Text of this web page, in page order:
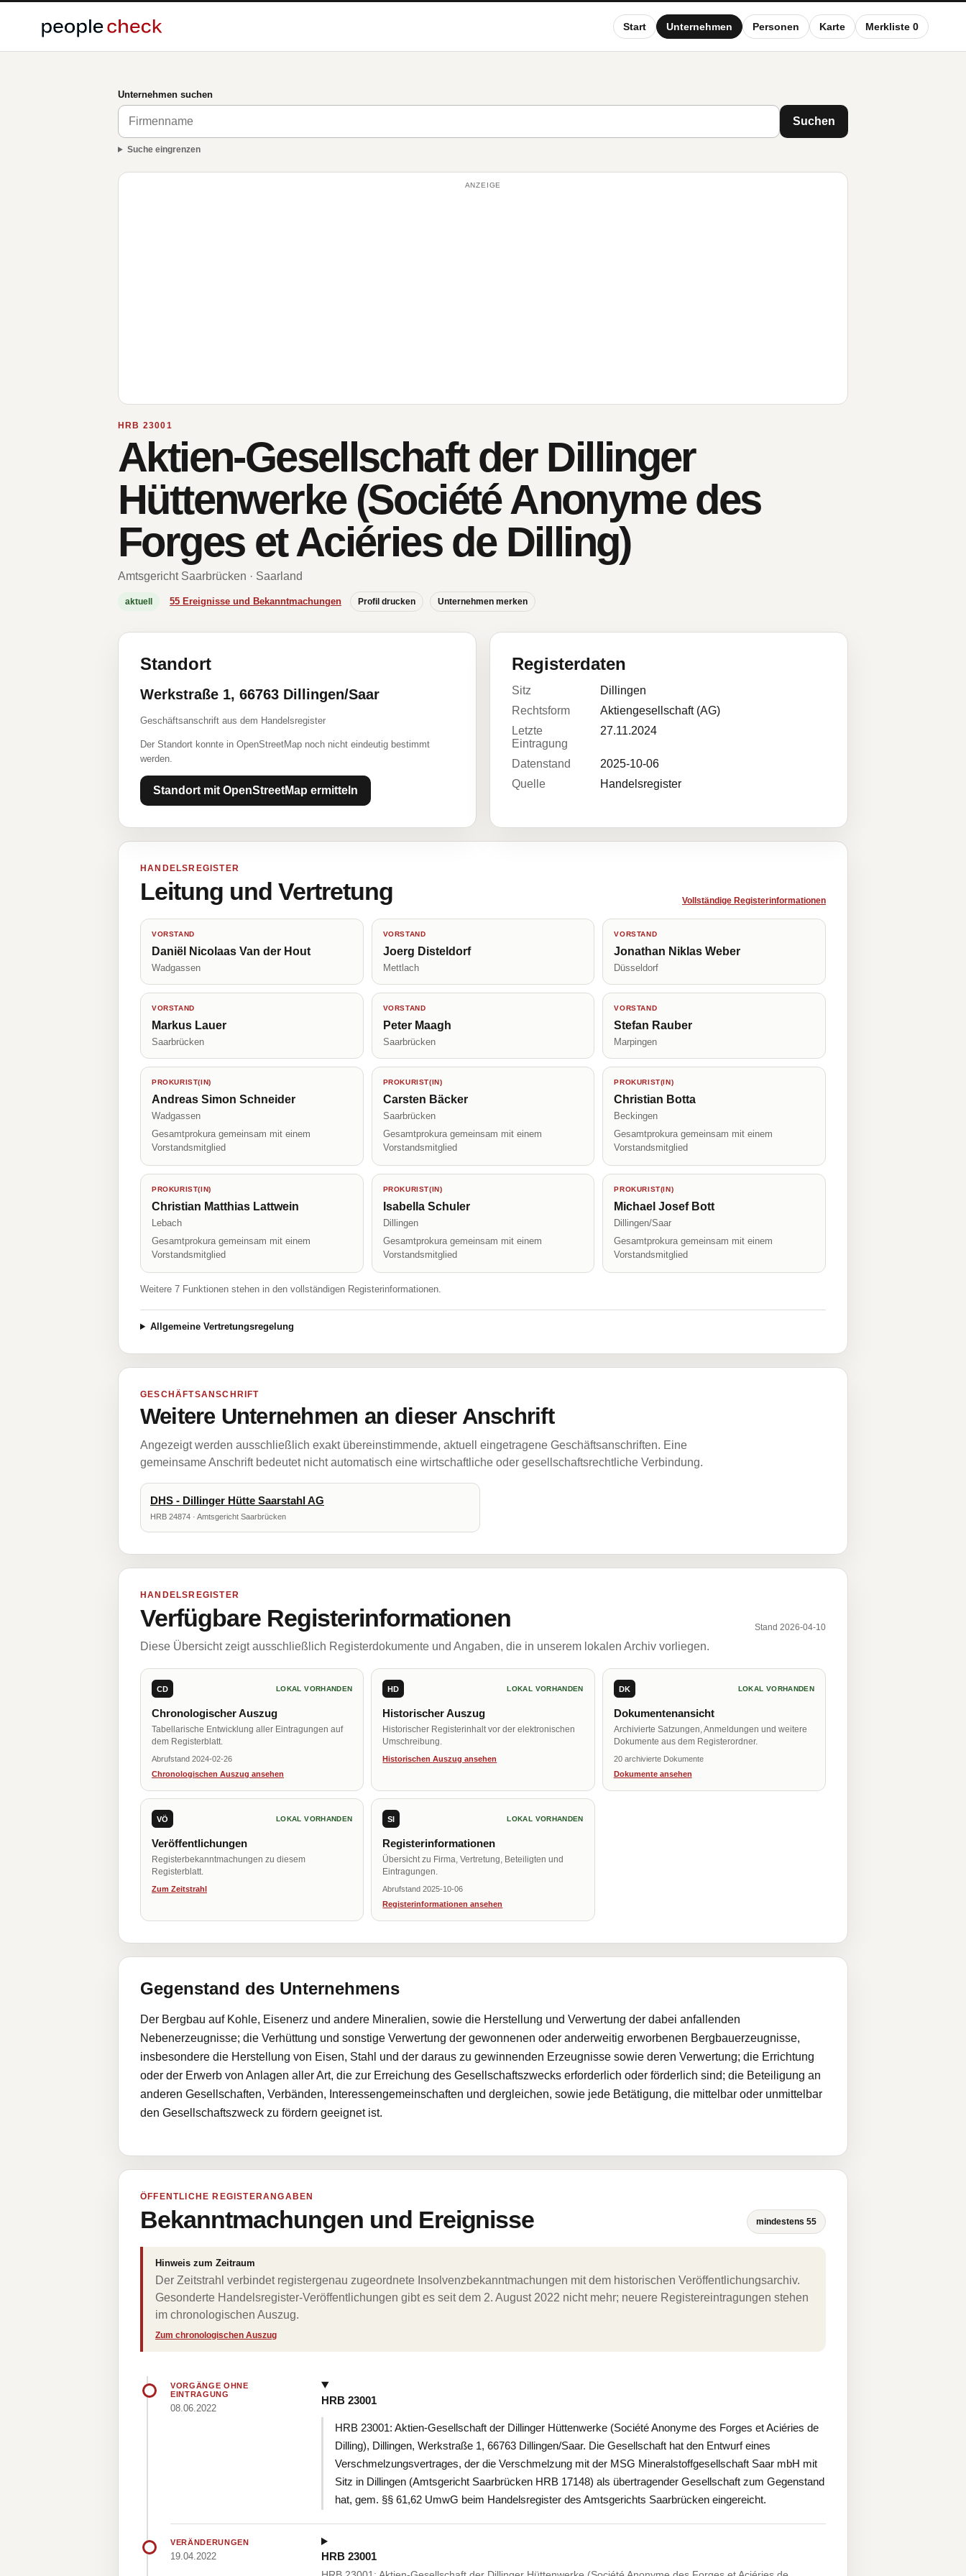
Start Unternehmen Personen Karte Merkliste 0
Unternehmen suchen
Suchen
Suche eingrenzen
ANZEIGE
HRB 23001
Aktien-Gesellschaft der Dillinger
Hüttenwerke (Société Anonyme des
Forges et Aciéries de Dilling)
Amtsgericht Saarbrücken · Saarland
aktuell 55 Ereignisse und Bekanntmachungen Profil drucken Unternehmen merken
Standort
Werkstraße 1, 66763 Dillingen/Saar
Geschäftsanschrift aus dem Handelsregister
Der Standort konnte in OpenStreetMap noch nicht eindeutig bestimmt
werden.
Standort mit OpenStreetMap ermitteln
Registerdaten
Sitz
Dillingen
Rechtsform
Aktiengesellschaft (AG)
Letzte
Eintragung
27.11.2024
Datenstand
2025-10-06
Quelle
Handelsregister
HANDELSREGISTER
Leitung und Vertretung Vollständige Registerinformationen
VORSTAND
Daniël Nicolaas Van der Hout
Wadgassen
VORSTAND
Joerg Disteldorf
Mettlach
VORSTAND
Jonathan Niklas Weber
Düsseldorf
VORSTAND
Markus Lauer
Saarbrücken
VORSTAND
Peter Maagh
Saarbrücken
VORSTAND
Stefan Rauber
Marpingen
PROKURIST(IN)
Andreas Simon Schneider
Wadgassen
Gesamtprokura gemeinsam mit einem
Vorstandsmitglied
PROKURIST(IN)
Carsten Bäcker
Saarbrücken
Gesamtprokura gemeinsam mit einem
Vorstandsmitglied
PROKURIST(IN)
Christian Botta
Beckingen
Gesamtprokura gemeinsam mit einem
Vorstandsmitglied
PROKURIST(IN)
Christian Matthias Lattwein
Lebach
Gesamtprokura gemeinsam mit einem
Vorstandsmitglied
PROKURIST(IN)
Isabella Schuler
Dillingen
Gesamtprokura gemeinsam mit einem
Vorstandsmitglied
PROKURIST(IN)
Michael Josef Bott
Dillingen/Saar
Gesamtprokura gemeinsam mit einem
Vorstandsmitglied
Weitere 7 Funktionen stehen in den vollständigen Registerinformationen.
Allgemeine Vertretungsregelung
GESCHÄFTSANSCHRIFT
Weitere Unternehmen an dieser Anschrift
Angezeigt werden ausschließlich exakt übereinstimmende, aktuell eingetragene Geschäftsanschriften. Eine
gemeinsame Anschrift bedeutet nicht automatisch eine wirtschaftliche oder gesellschaftsrechtliche Verbindung.
DHS - Dillinger Hütte Saarstahl AG
HRB 24874 · Amtsgericht Saarbrücken
HANDELSREGISTER
Verfügbare Registerinformationen Stand 2026-04-10
Diese Übersicht zeigt ausschließlich Registerdokumente und Angaben, die in unserem lokalen Archiv vorliegen.
CD LOKAL VORHANDEN
Chronologischer Auszug
Tabellarische Entwicklung aller Eintragungen auf
dem Registerblatt.
Abrufstand 2024-02-26
Chronologischen Auszug ansehen
HD LOKAL VORHANDEN
Historischer Auszug
Historischer Registerinhalt vor der elektronischen
Umschreibung.
Historischen Auszug ansehen
DK LOKAL VORHANDEN
Dokumentenansicht
Archivierte Satzungen, Anmeldungen und weitere
Dokumente aus dem Registerordner.
20 archivierte Dokumente
Dokumente ansehen
VÖ LOKAL VORHANDEN
Veröffentlichungen
Registerbekanntmachungen zu diesem
Registerblatt.
Zum Zeitstrahl
SI LOKAL VORHANDEN
Registerinformationen
Übersicht zu Firma, Vertretung, Beteiligten und
Eintragungen.
Abrufstand 2025-10-06
Registerinformationen ansehen
Gegenstand des Unternehmens
Der Bergbau auf Kohle, Eisenerz und andere Mineralien, sowie die Herstellung und Verwertung der dabei anfallenden
Nebenerzeugnisse; die Verhüttung und sonstige Verwertung der gewonnenen oder anderweitig erworbenen Bergbauerzeugnisse,
insbesondere die Herstellung von Eisen, Stahl und der daraus zu gewinnenden Erzeugnisse sowie deren Verwertung; die Errichtung
oder der Erwerb von Anlagen aller Art, die zur Erreichung des Gesellschaftszwecks erforderlich oder förderlich sind; die Beteiligung an
anderen Gesellschaften, Verbänden, Interessengemeinschaften und dergleichen, sowie jede Betätigung, die mittelbar oder unmittelbar
den Gesellschaftszweck zu fördern geeignet ist.
ÖFFENTLICHE REGISTERANGABEN
Bekanntmachungen und Ereignisse mindestens 55
Hinweis zum Zeitraum
Der Zeitstrahl verbindet registergenau zugeordnete Insolvenzbekanntmachungen mit dem historischen Veröffentlichungsarchiv.
Gesonderte Handelsregister-Veröffentlichungen gibt es seit dem 2. August 2022 nicht mehr; neuere Registereintragungen stehen
im chronologischen Auszug.
Zum chronologischen Auszug
VORGÄNGE OHNE
EINTRAGUNG
08.06.2022
HRB 23001
HRB 23001: Aktien-Gesellschaft der Dillinger Hüttenwerke (Société Anonyme des Forges et Aciéries de
Dilling), Dillingen, Werkstraße 1, 66763 Dillingen/Saar. Die Gesellschaft hat den Entwurf eines
Verschmelzungsvertrages, der die Verschmelzung mit der MSG Mineralstoffgesellschaft Saar mbH mit
Sitz in Dillingen (Amtsgericht Saarbrücken HRB 17148) als übertragender Gesellschaft zum Gegenstand
hat, gem. §§ 61,62 UmwG beim Handelsregister des Amtsgerichts Saarbrücken eingereicht.
VERÄNDERUNGEN
19.04.2022 HRB 23001